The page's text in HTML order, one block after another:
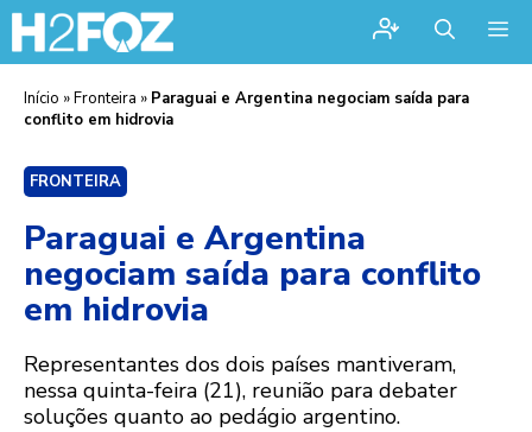
Início »Fronteira » Paraguai e Argentina negociam saída para
conflito em hidrovia
FRONTEIRA
Paraguai e Argentina
negociam saída para conflito
em hidrovia
Representantes dos dois países mantiveram,
nessa quinta-feira (21), reunião para debater
soluções quanto ao pedágio argentino.